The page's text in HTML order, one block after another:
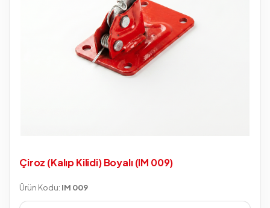
Çiroz (Kalıp Kilidi) Boyalı (IM 009)
Ürün Kodu: IM 009